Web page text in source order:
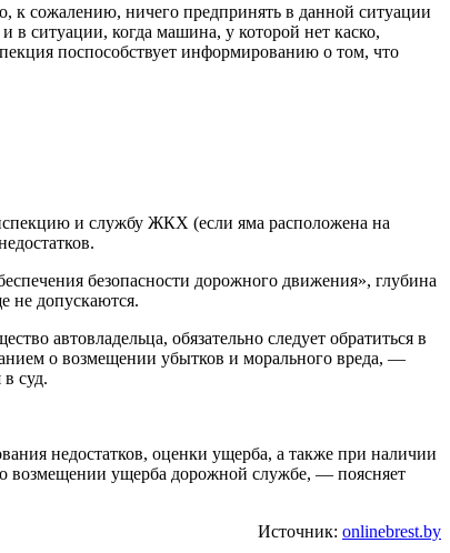
к сожалению, ничего предпринять в данной ситуации
в ситуации, когда машина, у которой нет каско,
поспособствует информированию о том, что
и службу ЖКХ (если яма расположена на
безопасности дорожного движения», глубина
не допускаются.
автовладельца, обязательно следует обратиться в
о возмещении убытков и морального вреда, —
суд.
недостатков, оценки ущерба, а также при наличии
о возмещении ущерба дорожной службе, — поясняет
Источник: onlinebrest.by